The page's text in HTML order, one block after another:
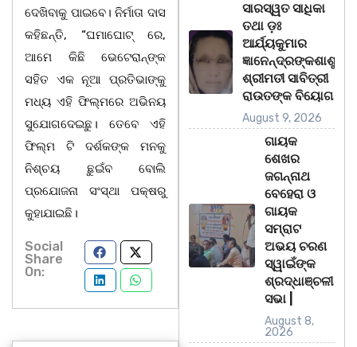
ଦେଖିବାକୁ ପାଇବେ। ନିର୍ମାତା ଦାସ
କହିଛନ୍ତି, “ଘମାଘୋଟ୍ ରେ,
ଆମେ କିଛି ଭେଟେରାନ୍‌ଙ୍କ
ସହିତ ଏକ ନୂଆ ପ୍ରତିଭାଙ୍କୁ
ମଧ୍ୟ ଏହି ଫିଲ୍ମରେ ଅଭିନୟ
ସୁଯୋଗଦେଇଛୁ। ତେବେ ଏହି
ଫିଲ୍ମ ଟି ଦର୍ଶକଙ୍କ ମନକୁ
ନିଶ୍ଚୟ ଛୁଇଁବ ବୋଲି
ପ୍ରଯୋଜନା ସଂସ୍ଥା ପକ୍ଷରୁ
କୁହାଯାଇଛି।
Social
Share
On:
ସାରସ୍ୱତ ସାଧିକା
ତଥା ଡ଼ଃ
ଆର୍ଯ୍ୟକୁମାର
ଜ୍ଞାନେନ୍ଦ୍ରଙ୍କଶାଶୁ
ଶ୍ରୀମତୀ ସାବିତ୍ରୀ
ରାଉତଙ୍କ ବିୟୋଗ
August 9, 2026
ଗାୟକ
ଶେଖର
ଜଗନ୍ନାଥ
ବେହେରା ଓ
ଗାୟକ
ସମ୍ରାଟ
ଅଭୟ ଚରଣ
ସ୍ୱାଇଁଙ୍କ
ଶ୍ରଦ୍ଧାଞ୍ଚଳୀ
ସଭା |
August 8,
2026